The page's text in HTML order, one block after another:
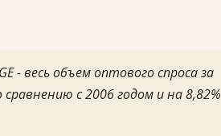
- весь объем оптового спроса за
с 2006 годом и на 8,82%